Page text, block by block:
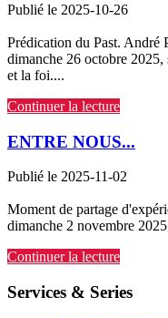
Publié le 2025-10-26
Prédication du Past. André
dimanche 26 octobre
et la foi....
Continuer la lecture
ENTRE NOUS...
Publié le 2025-11-02
Moment de partage
dimanche 2 novembre
Continuer la lecture
Services & Series